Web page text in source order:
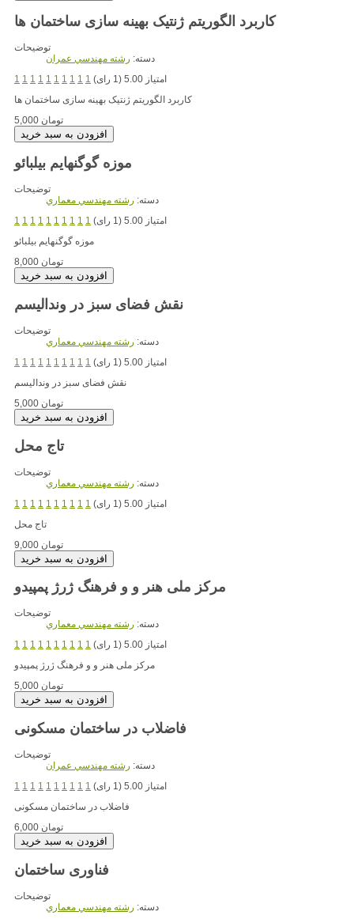
کاربرد الگوریتم ژنتیک بهینه سازی ساختمان ها
توضیحات
دسته: رشته مهندسي عمران
1 1 1 1 1 1 1 1 1 1
امتیاز 5.00 (1 رای)
5,000 تومان
موزه گوگنهایم بیلبائو
توضیحات
دسته: رشته مهندسي معماري
1 1 1 1 1 1 1 1 1 1
امتیاز 5.00 (1 رای)
موزه گوگنهایم بیلبائو
8,000 تومان
نقش فضای سبز در وندالیسم
توضیحات
دسته: رشته مهندسي معماري
1 1 1 1 1 1 1 1 1 1
امتیاز 5.00 (1 رای)
نقش فضای سبز در وندالیسم
5,000 تومان
تاج محل
توضیحات
دسته: رشته مهندسي معماري
1 1 1 1 1 1 1 1 1 1
امتیاز 5.00 (1 رای)
تاج محل
9,000 تومان
مرکز ملی هنر و و فرهنگ ژرژ پمپیدو
توضیحات
دسته: رشته مهندسي معماري
1 1 1 1 1 1 1 1 1 1
امتیاز 5.00 (1 رای)
مرکز ملی هنر و و فرهنگ ژرژ پمپیدو
5,000 تومان
فاضلاب در ساختمان مسکونی
توضیحات
دسته: رشته مهندسي عمران
1 1 1 1 1 1 1 1 1 1
امتیاز 5.00 (1 رای)
فاضلاب در ساختمان مسکونی
6,000 تومان
فناوری ساختمان
توضیحات
دسته: رشته مهندسي معماري